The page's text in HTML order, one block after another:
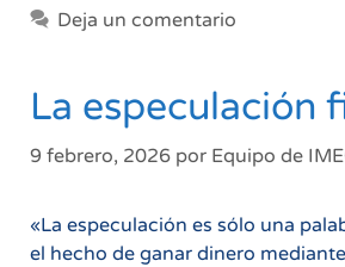
Deja un comentario
La especulación
9 febrero, 2026 por Equipo de
«La especulación es sólo una
el hecho de ganar dinero